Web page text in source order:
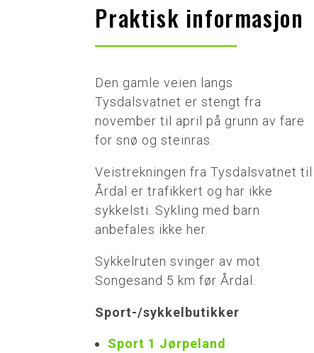
Praktisk informasjon
Den gamle veien langs
Tysdalsvatnet er stengt fra
november til april på grunn av fare
for snø og steinras.
Veistrekningen fra Tysdalsvatnet til
Årdal er trafikkert og har ikke
sykkelsti. Sykling med barn
anbefales ikke her.
Sykkelruten svinger av mot
Songesand 5 km før Årdal.
Sport-/sykkelbutikker
Sport 1 Jørpeland